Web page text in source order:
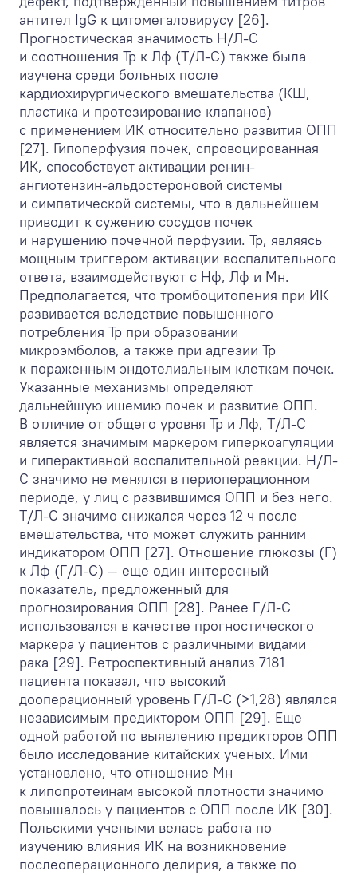
антител IgG к цитомегаловирусу [26].
Прогностическая значимость Н/Л-С
и соотношения Тр к Лф (Т/Л-С) также была
изучена среди больных после
кардиохирургического вмешательства (КШ,
пластика и протезирование клапанов)
с применением ИК относительно развития ОПП
[27]. Гипоперфузия почек, спровоцированная
ИК, способствует активации ренин-
ангиотензин-альдостероновой системы
и симпатической системы, что в дальнейшем
приводит к сужению сосудов почек
и нарушению почечной перфузии. Тр, являясь
мощным триггером активации воспалительного
ответа, взаимодействуют с Нф, Лф и Мн.
Предполагается, что тромбоцитопения при ИК
развивается вследствие повышенного
потребления Тр при образовании
микроэмболов, а также при адгезии Тр
к пораженным эндотелиальным клеткам почек.
Указанные механизмы определяют
дальнейшую ишемию почек и развитие ОПП.
В отличие от общего уровня Тр и Лф, Т/Л-С
является значимым маркером гиперкоагуляции
и гиперактивной воспалительной реакции. Н/Л-
С значимо не менялся в периоперационном
периоде, у лиц с развившимся ОПП и без него.
Т/Л-С значимо снижался через 12 ч после
вмешательства, что может служить ранним
индикатором ОПП [27]. Отношение глюкозы (Г)
к Лф (Г/Л-С) — еще один интересный
показатель, предложенный для
прогнозирования ОПП [28]. Ранее Г/Л-С
использовался в качестве прогностического
маркера у пациентов с различными видами
рака [29]. Ретроспективный анализ 7181
пациента показал, что высокий
дооперационный уровень Г/Л-С (>1,28) являлся
независимым предиктором ОПП [29]. Еще
одной работой по выявлению предикторов ОПП
было исследование китайских ученых. Ими
установлено, что отношение Мн
к липопротеинам высокой плотности значимо
повышалось у пациентов с ОПП после ИК [30].
Польскими учеными велась работа по
изучению влияния ИК на возникновение
послеоперационного делирия, а также по